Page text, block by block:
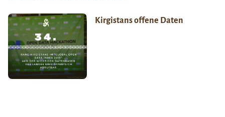
Kirgistans offene Daten